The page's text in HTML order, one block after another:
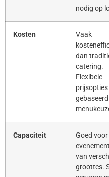
nodig op
Kosten
Vaak
dan
catering.
Flexibele
prijsopties
Capaciteit
Goed voor
van
groottes.